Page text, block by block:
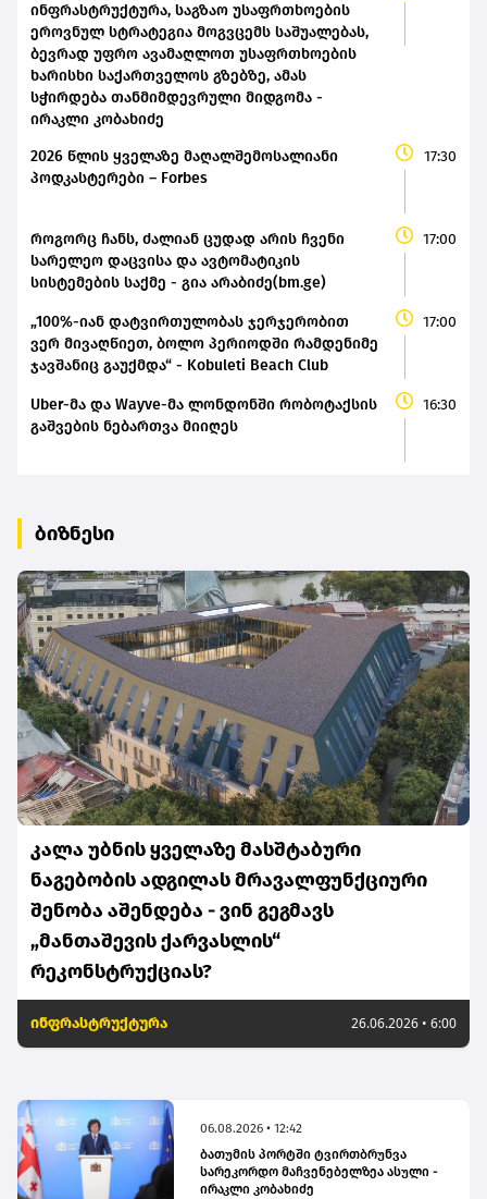
ინფრასტრუქტურა, საგზაო უსაფრთხოების
ეროვნულ სტრატეგია მოგვცემს საშუალებას,
ბევრად უფრო ავამაღლოთ უსაფრთხოების
ხარისხი საქართველოს გზებზე, ამას
სჭირდება თანმიმდევრული მიდგომა -
ირაკლი კობახიძე
2026 წლის ყველაზე მაღალშემოსალიანი
პოდკასტერები – Forbes
17:30
როგორც ჩანს, ძალიან ცუდად არის ჩვენი
სარელეო დაცვისა და ავტომატიკის
სისტემების საქმე - გია არაბიძე(bm.ge)
17:00
„100%-იან დატვირთულობას ჯერჯერობით
ვერ მივაღწიეთ, ბოლო პერიოდში რამდენიმე
ჯავშანიც გაუქმდა“ - Kobuleti Beach Club
17:00
Uber-მა და Wayve-მა ლონდონში რობოტაქსის
გაშვების ნებართვა მიიღეს
16:30
ბიზნესი
06.08.2026 • 12:42
ბათუმის პორტში ტვირთბრუნვა
სარეკორდო მაჩვენებელზეა ასული -
ირაკლი კობახიძე
კალა უბნის ყველაზე მასშტაბური
ნაგებობის ადგილას მრავალფუნქციური
შენობა აშენდება - ვინ გეგმავს
„მანთაშევის ქარვასლის“
რეკონსტრუქციას?
ინფრასტრუქტურა 26.06.2026 • 6:00